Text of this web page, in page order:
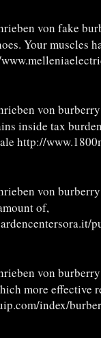
von fake
Your muscles
von
inside tax
http://
von
of,
von
more effective
index/